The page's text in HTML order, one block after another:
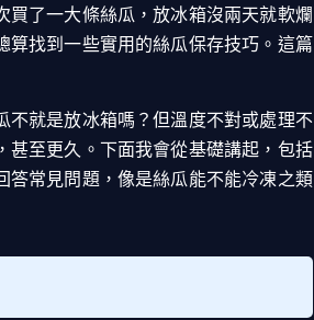
了一大條絲瓜，放冰箱沒兩天就軟爛
找到一些實用的絲瓜保存技巧。這篇
就是放冰箱嗎？但溫度不對或處理不
至更久。下面我會從基礎講起，包括
常見問題，像是絲瓜能不能冷凍之類